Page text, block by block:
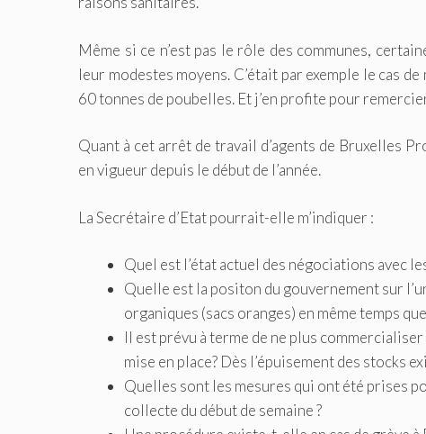
Même si ce n’est pas le rôle des communes,
leur modestes moyens. C’était par exemple le cas
60 tonnes de poubelles. Et j’en profite pour
Quant à cet arrêt de travail d’agents de Bruxelles
en vigueur depuis le début de l’année.
La Secrétaire d’Etat pourrait-elle m’indiquer :
Quel est l’état actuel des négociations avec
Quelle est la positon du gouvernement sur
organiques (sacs oranges) en même temps
Il est prévu à terme de ne plus
mise en place? Dès l’épuisement des stocks
Quelles sont les mesures qui ont été prises
collecte du début de semaine ?